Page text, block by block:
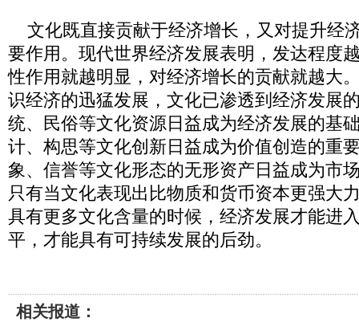
文化既直接贡献于经济增长，又对提升经
要作用。现代世界经济发展表明，发达程度
性作用就越明显，对经济增长的贡献就越大
识经济的迅猛发展，文化已渗透到经济发展
统、民俗等文化资源日益成为经济发展的基
计、构思等文化创新日益成为价值创造的重
象、信誉等文化形态的无形资产日益成为市
只有当文化表现出比物质和货币资本更强大
具有更多文化含量的时候，经济发展才能进
平，才能具有可持续发展的后劲。
相关报道：